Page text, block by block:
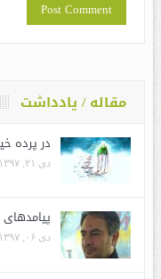
مقاله / یادداشت
در پرده
دی ۲۱, ۱۳۹۷
دی ۰۶, ۱۳۹۷